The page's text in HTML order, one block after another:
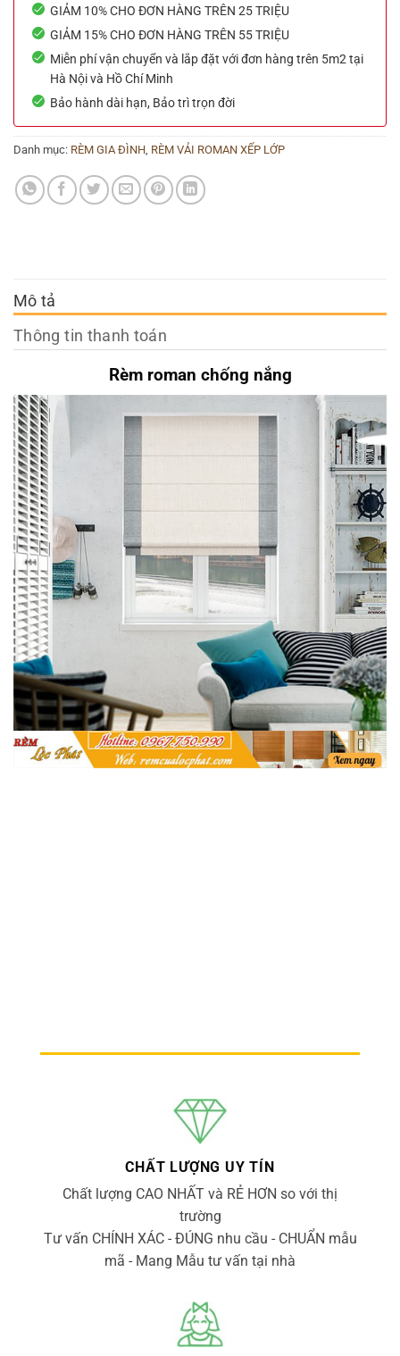
GIẢM 10% CHO ĐƠN HÀNG TRÊN 25 TRIỆU
GIẢM 15% CHO ĐƠN HÀNG TRÊN 55 TRIỆU
Miễn phí vận chuyển và lắp đặt với đơn hàng trên 5m2 tại
Hà Nội và Hồ Chí Minh
Bảo hành dài hạn, Bảo trì trọn đời
Danh mục: RÈM GIA ĐÌNH, RÈM VẢI ROMAN XẾP LỚP
Mô tả
Thông tin thanh toán
Rèm roman chống nắng
CHẤT LƯỢNG UY TÍN
Chất lượng CAO NHẤT và RẺ HƠN so với thị
trường
Tư vấn CHÍNH XÁC - ĐÚNG nhu cầu - CHUẨN mẫu
mã - Mang Mẫu tư vấn tại nhà